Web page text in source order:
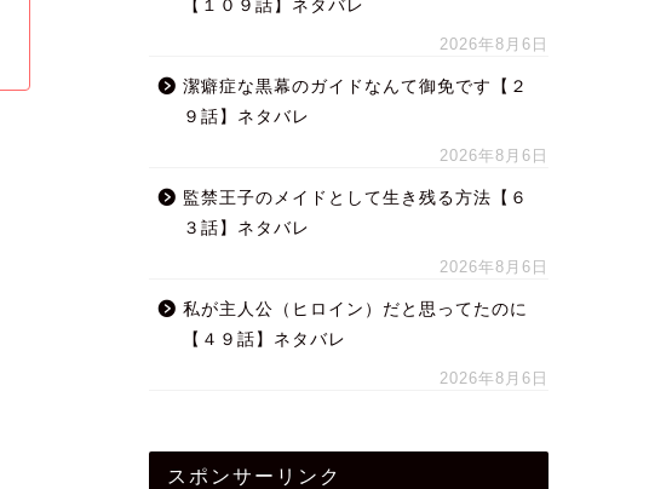
【１０９話】ネタバレ
2026年8月6日
潔癖症な黒幕のガイドなんて御免です【２
９話】ネタバレ
2026年8月6日
監禁王子のメイドとして生き残る方法【６
３話】ネタバレ
2026年8月6日
私が主人公（ヒロイン）だと思ってたのに
【４９話】ネタバレ
2026年8月6日
スポンサーリンク